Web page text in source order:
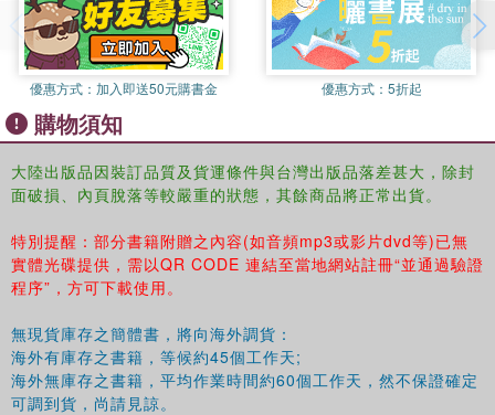
優惠方式： 加入即送50元購書金 優惠方式： 5折起
購物須知
大陸出版品因裝訂品質及貨運條件與台灣出版品落差甚大，除封
面破損、內頁脫落等較嚴重的狀態，其餘商品將正常出貨。
特別提醒：部分書籍附贈之內容(如音頻mp3或影片dvd等)已無
實體光碟提供，需以QR CODE 連結至當地網站註冊“並通過驗證
程序”，方可下載使用。
無現貨庫存之簡體書，將向海外調貨：
海外有庫存之書籍，等候約45個工作天;
海外無庫存之書籍，平均作業時間約60個工作天，然不保證確定
可調到貨，尚請見諒。